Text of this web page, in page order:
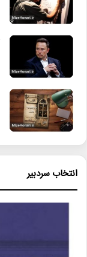
انتخاب سردبیر